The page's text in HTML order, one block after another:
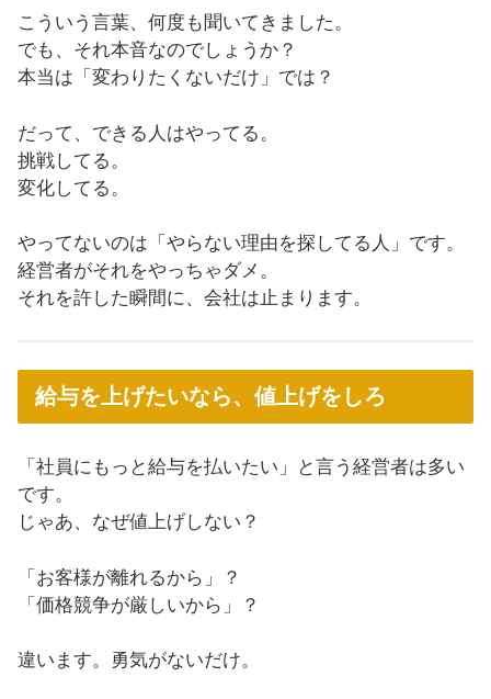
こういう言葉、何度も聞いてきました。
でも、それ本音なのでしょうか？
本当は「変わりたくないだけ」では？
だって、できる人はやってる。
挑戦してる。
変化してる。
やってないのは「やらない理由を探してる人」です。
経営者がそれをやっちゃダメ。
それを許した瞬間に、会社は止まります。
給与を上げたいなら、値上げをしろ
「社員にもっと給与を払いたい」と言う経営者は多い
です。
じゃあ、なぜ値上げしない？
「お客様が離れるから」？
「価格競争が厳しいから」？
違います。勇気がないだけ。